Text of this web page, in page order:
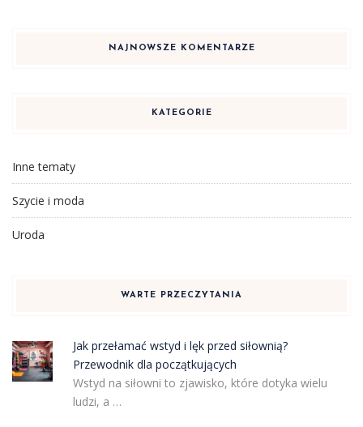
NAJNOWSZE KOMENTARZE
KATEGORIE
Inne tematy
Szycie i moda
Uroda
WARTE PRZECZYTANIA
Jak przełamać wstyd i lęk przed siłownią?
Przewodnik dla początkujących
Wstyd na siłowni to zjawisko, które dotyka wielu
ludzi, a …